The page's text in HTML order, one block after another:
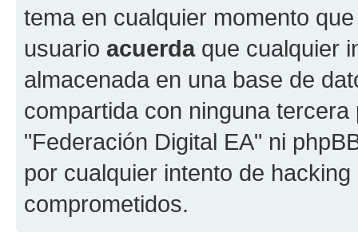
tema en cualquier momento
usuario acuerdaque cualquier
almacenada en una base de
compartida con ninguna
"Federación Digital EA" ni
por cualquier intento de
comprometidos.